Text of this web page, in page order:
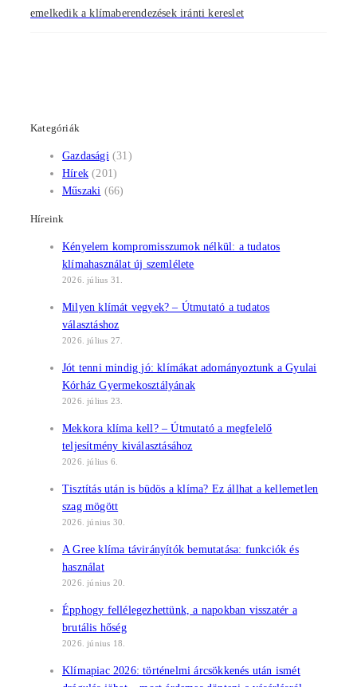
emelkedik a klímaberendezések iránti kereslet
Kategóriák
Gazdasági(31)
Hírek (201)
Műszaki (66)
Híreink
Kényelem kompromisszumok nélkül: a tudatos
klímahasználat új szemlélete
2026. július 31.
Milyen klímát vegyek? – Útmutató a tudatos
választáshoz
2026. július 27.
Jót tenni mindig jó: klímákat adományoztunk a Gyulai
Kórház Gyermekosztályának
2026. július 23.
Mekkora klíma kell? – Útmutató a megfelelő
teljesítmény kiválasztásához
2026. július 6.
Tisztítás után is büdös a klíma? Ez állhat a kellemetlen
szag mögött
2026. június 30.
A Gree klíma távirányítók bemutatása: funkciók és
használat
2026. június 20.
Épphogy fellélegezhettünk, a napokban visszatér a
brutális hőség
2026. június 18.
Klímapiac 2026: történelmi árcsökkenés után ismét